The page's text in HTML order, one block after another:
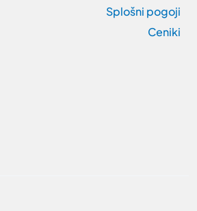
Splošni pogoji
Ceniki